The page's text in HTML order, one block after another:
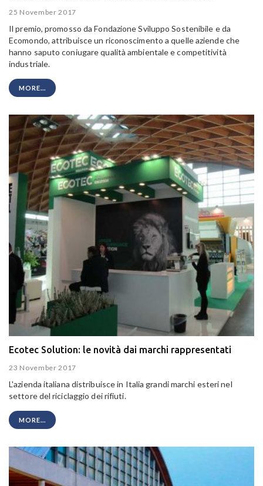
25 November 2017
Il premio, promosso da Fondazione Sviluppo Sostenibile e da
Ecomondo, attribuisce un riconoscimento a quelle aziende che
hanno saputo coniugare qualità ambientale e competitività
industriale.
MORE...
Ecotec Solution: le novità dai marchi rappresentati
23 November 2017
L'azienda italiana distribuisce in Italia grandi marchi esteri nel
settore del riciclaggio dei rifiuti.
MORE...